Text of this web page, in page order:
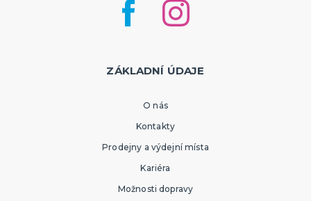
ZÁKLADNÍ ÚDAJE
O nás
Kontakty
Prodejny a výdejní místa
Kariéra
Možnosti dopravy